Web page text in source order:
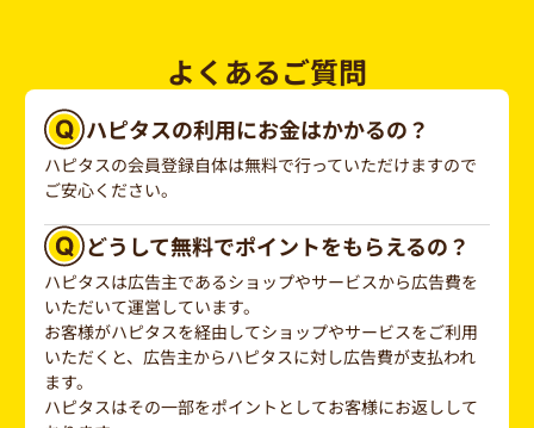
よくあるご質問
ハピタスの利用にお金はかかるの？
ハピタスの会員登録自体は無料で行っていただけますので
ご安心ください。
どうして無料でポイントをもらえるの？
ハピタスは広告主であるショップやサービスから広告費を
いただいて運営しています。
お客様がハピタスを経由してショップやサービスをご利用
いただくと、広告主からハピタスに対し広告費が支払われ
ます。
ハピタスはその一部をポイントとしてお客様にお返しして